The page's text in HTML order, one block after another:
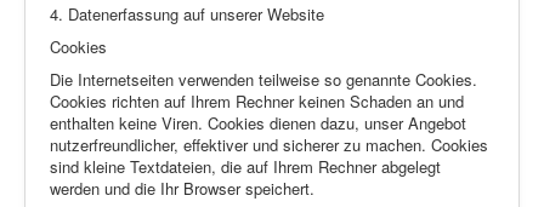
4. Datenerfassung auf unserer Website
Cookies
Die Internetseiten verwenden teilweise so genannte Cookies.
Cookies richten auf Ihrem Rechner keinen Schaden an und
enthalten keine Viren. Cookies dienen dazu, unser Angebot
nutzerfreundlicher, effektiver und sicherer zu machen. Cookies
sind kleine Textdateien, die auf Ihrem Rechner abgelegt
werden und die Ihr Browser speichert.